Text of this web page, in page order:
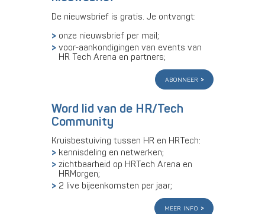
De nieuwsbrief is gratis. Je ontvangt:
onze nieuwsbrief per mail;
voor-aankondigingen van events van
HR Tech Arena en partners;
abonneer
Word lid van de HR/Tech
Community
Kruisbestuiving tussen HR en HRTech:
kennisdeling en netwerken;
zichtbaarheid op HRTech Arena en
HRMorgen;
2 live bijeenkomsten per jaar;
meer info